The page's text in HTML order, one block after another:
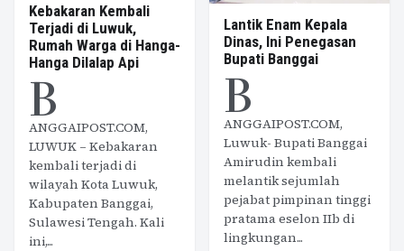
Kebakaran Kembali
Terjadi di Luwuk,
Rumah Warga di Hanga-
Hanga Dilalap Api
B
ANGGAIPOST.COM,
LUWUK – Kebakaran
kembali terjadi di
wilayah Kota Luwuk,
Kabupaten Banggai,
Sulawesi Tengah. Kali
ini,...
Lantik Enam Kepala
Dinas, Ini Penegasan
Bupati Banggai
B
ANGGAIPOST.COM,
Luwuk- Bupati Banggai
Amirudin kembali
melantik sejumlah
pejabat pimpinan tinggi
pratama eselon IIb di
lingkungan...